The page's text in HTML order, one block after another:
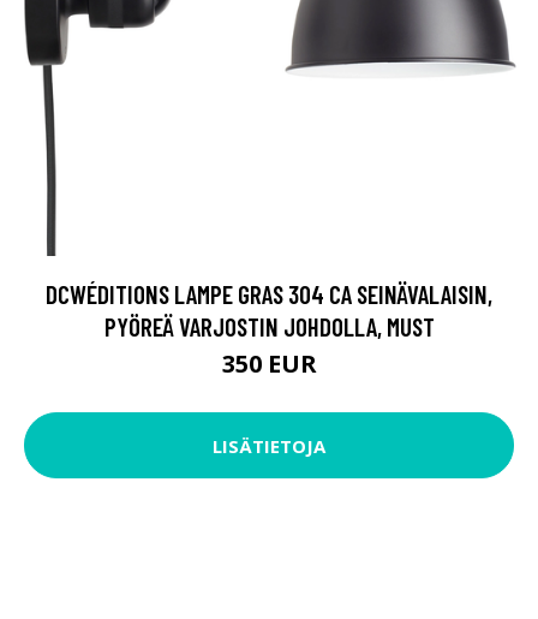
DCWÉDITIONS LAMPE GRAS 304 CA SEINÄVALAISIN,
PYÖREÄ VARJOSTIN JOHDOLLA, MUST
350 EUR
LISÄTIETOJA